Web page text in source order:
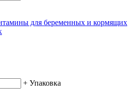
для беременных и кормящих
+ Упаковка